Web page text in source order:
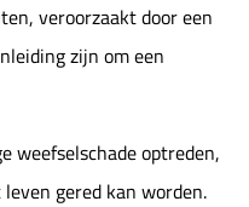
veroorzaakt door een
zijn om een
weefselschade optreden,
gered kan worden.